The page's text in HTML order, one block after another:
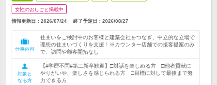
女性のおしごと掲載中
情報更新日：2026/07/24 終了予定日： 2026/08/27
仕事内容
住まいをご検討中のお客様と建築会社をつなぎ、中立的な立場で
理想の住まいづくりを支援！※カウンター店舗での接客提案のみ
で、訪問や顧客開拓なし
対象と
なる方
【#学歴不問#第二新卒歓迎】□対話を楽しめる方 □他者貢献に
やりがいや、楽しさを感じられる方 □目標に対して最後まで努
力できる方